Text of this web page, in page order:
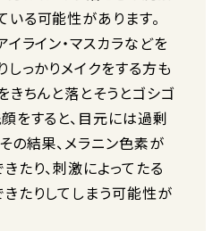
る可能性があります。
イライン・マスカラなどを
しっかりメイクをする方も
きちんと落とそうとゴシゴ
をすると、目元には過剰
の結果、メラニン色素が
たり、刺激によってたる
たりしてしまう可能性が